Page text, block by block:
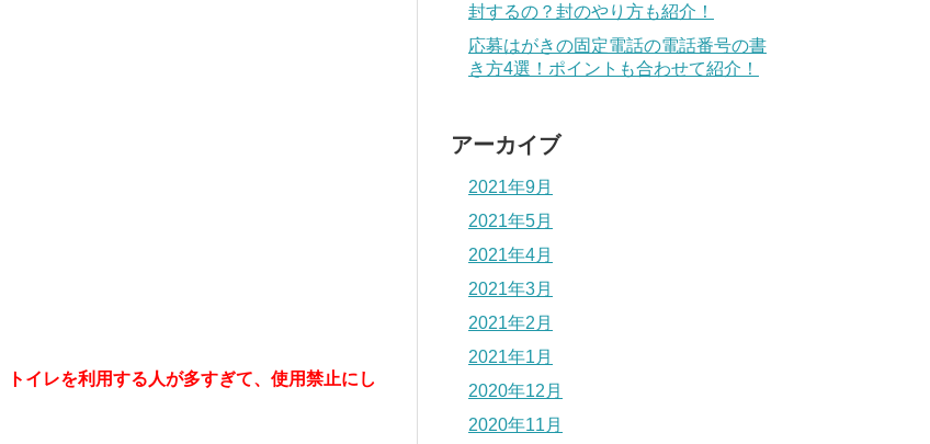
トイレを利用する人が多すぎて、使用禁止にし
封するの？封のやり方も紹介！
応募はがきの固定電話の電話番号の書
き方4選！ポイントも合わせて紹介！
アーカイブ
2021年9月
2021年5月
2021年4月
2021年3月
2021年2月
2021年1月
2020年12月
2020年11月